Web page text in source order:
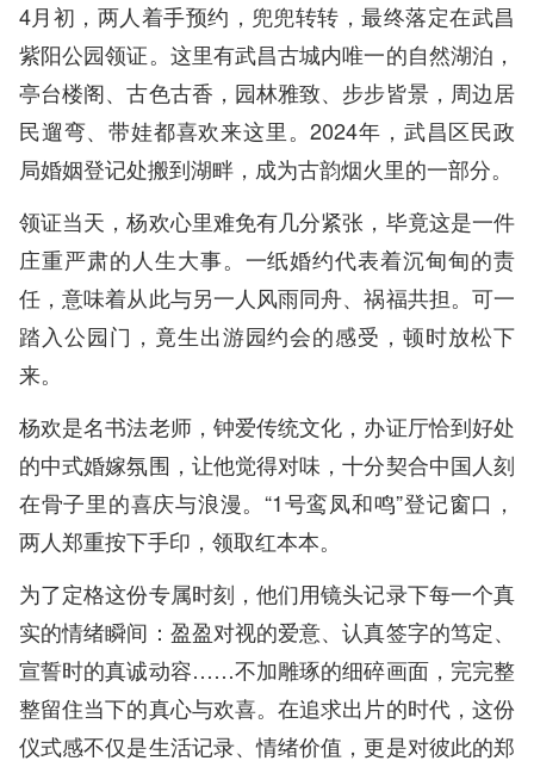
4月初，两人着手预约，兜兜转转，最终落定在武昌
紫阳公园领证。这里有武昌古城内唯一的自然湖泊，
亭台楼阁、古色古香，园林雅致、步步皆景，周边居
民遛弯、带娃都喜欢来这里。2024年，武昌区民政
局婚姻登记处搬到湖畔，成为古韵烟火里的一部分。
领证当天，杨欢心里难免有几分紧张，毕竟这是一件
庄重严肃的人生大事。一纸婚约代表着沉甸甸的责
任，意味着从此与另一人风雨同舟、祸福共担。可一
踏入公园门，竟生出游园约会的感受，顿时放松下
来。
杨欢是名书法老师，钟爱传统文化，办证厅恰到好处
的中式婚嫁氛围，让他觉得对味，十分契合中国人刻
在骨子里的喜庆与浪漫。“1号鸾凤和鸣”登记窗口，
两人郑重按下手印，领取红本本。
为了定格这份专属时刻，他们用镜头记录下每一个真
实的情绪瞬间：盈盈对视的爱意、认真签字的笃定、
宣誓时的真诚动容……不加雕琢的细碎画面，完完整
整留住当下的真心与欢喜。在追求出片的时代，这份
仪式感不仅是生活记录、情绪价值，更是对彼此的郑